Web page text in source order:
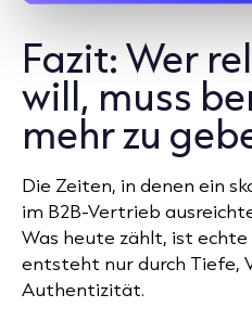
Fazit: Wer
will, muss
mehr zu
Die Zeiten, in denen ein
im B2B-Vertrieb
Was heute zählt, ist echte
entsteht nur durch Tiefe,
Authentizität.